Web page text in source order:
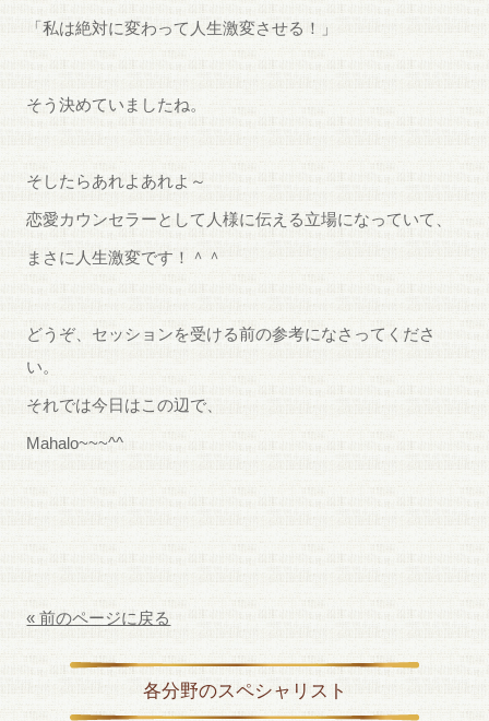
「私は絶対に変わって人生激変させる！」
そう決めていましたね。
そしたらあれよあれよ～
恋愛カウンセラーとして人様に伝える立場になっていて、
まさに人生激変です！＾＾
どうぞ、セッションを受ける前の参考になさってくださ
い。
それでは今日はこの辺で、
Mahalo~~~^^
« 前のページに戻る
各分野のスペシャリスト